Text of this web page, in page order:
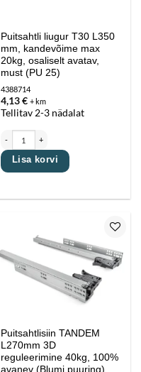
Puitsahtli liugur T30 L350
mm, kandevõime max
20kg, osaliselt avatav,
must (PU 25)
4388714
4,13€ + km
Tellitav 2-3 nädalat
Lisa korvi
Lisa
lemmikutesse
Puitsahtlisiin TANDEM
L270mm 3D
reguleerimine 40kg, 100%
avanev (Blumi puuring)